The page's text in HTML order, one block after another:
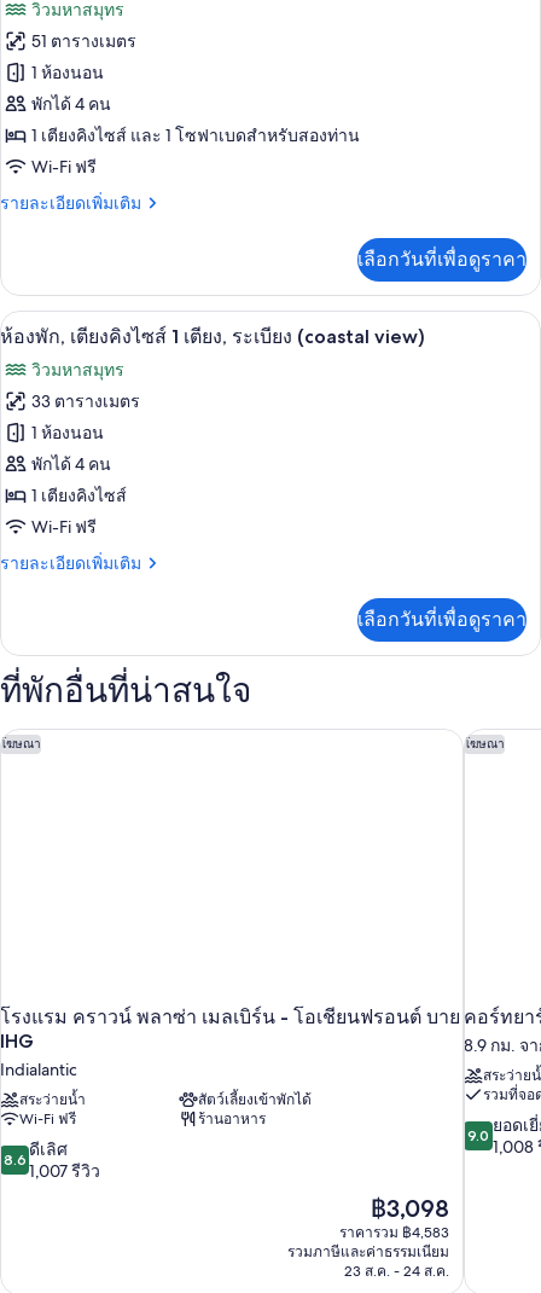
โซฟา
เบด,
วิว
ทะเล
เตียง
คิง
ไซส์
เตียง
และ
โซฟา
เบด,
ทะเล
ทั้งหมด
ของ
ห้อง
จู
เนียร์
สวีท,
ทะเล
(with
sofa
bed)
วิวมหาสมุทร
51 ตารางเมตร
1 ห้องนอน
พักได้ 4 คน
1 เตียงคิงไซส์ และ 1 โซฟาเบดสำหรับสองท่าน
Wi-Fi ฟรี
รายละเอียดเพิ่มเติม
ราย
เกี่ยว
กับ
ห้อง
เนียร์
สวี
ท,
ริม
ทะเล
(with
sofa
bed)
เลือกวันที่เพื่อดูราคา
เปิด
ภาพถ่าย
ทั้งหมด
ของ
ห้อง
พัก,
เตียง
คิง
1
เตียง,
ระเบียง
(coastal
ห้องพัก, เตียงคิงไซส์ 1 เตียง, ระเบียง
7
ห้องพัก, เตียงคิงไซส์ 1 เตียง, ระเบียง (coastal view)
วิวมหาสมุทร
33 ตารางเมตร
1 ห้องนอน
พักได้ 4 คน
1 เตียงคิงไซส์
Wi-Fi ฟรี
รายละเอียดเพิ่มเติม
ราย
เกี่ยว
กับ
ห้อง
เตียง
คิง
เลือกวันที่เพื่อดูราคา
ที่พักอื่นที่น่าสนใจ
โฆษณา
โรงแรม คราวน์ พลาซ่า เมลเบิร์น - โอเชียนฟรอนต์ บาย
IHG
Indialantic
สระว่ายน้ำ
สัตว์เลี้ยงเข้าพักได้
Wi-Fi ฟรี
ร้านอาหาร
8.6
จาก
รีวิว
8.6 ดีเลิศ
1,007 รีวิว
ราคา
ปัจจุบัน
คือ
฿3,098
฿3,098
ราคารวม ฿4,583
รวมภาษีและค่าธรรมเนียม
23 ส.ค. - 24 ส.ค.
โรงแรม คราวน์ พลาซ่า เมลเบิร์น - โอเชียนฟรอนต์ บาย IHG
โฆษณา
คอร์ทยา
8.9 กม. จ
สระว่าย
รวมที่จอ
9.0
จาก
9.0 ยอดเ
1,008
คอร์ทยา